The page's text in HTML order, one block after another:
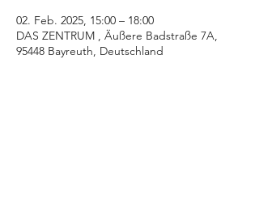
02. Feb. 2025, 15:00 – 18:00
DAS ZENTRUM , Äußere Badstraße 7A,
95448 Bayreuth, Deutschland